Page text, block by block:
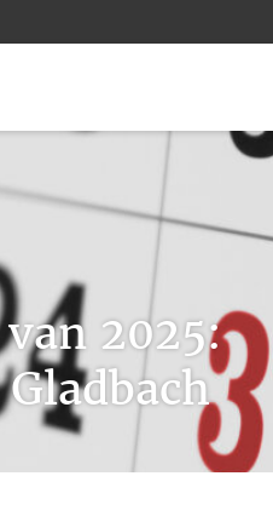
2025: